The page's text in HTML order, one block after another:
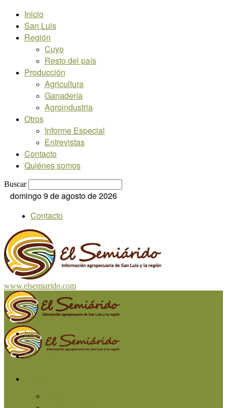
Inicio
San Luis
Región
Cuyo
Resto del país
Producción
Agricultura
Ganadería
Agroindustria
Otros
Informe Especial
Entrevistas
Contacto
Quiénes somos
Buscar
domingo 9 de agosto de 2026
Contacto
www.elsemiarido.com
Inicio
San Luis